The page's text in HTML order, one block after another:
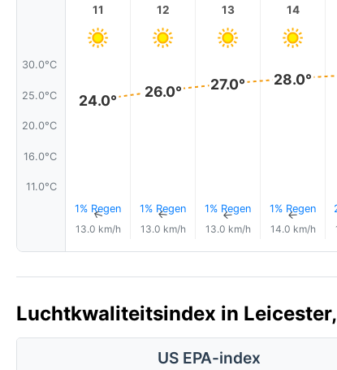
30.0°C
25.0°C
20.0°C
16.0°C
11.0°C
11
24.0°
1% Regen
↑
13.0 km/h
12
26.0°
1% Regen
↑
13.0 km/h
13
27.0°
1% Regen
↑
13.0 km/h
14
28.0°
1% Regen
↑
14.0 km/h
Luchtkwaliteitsindex in
US EPA-index